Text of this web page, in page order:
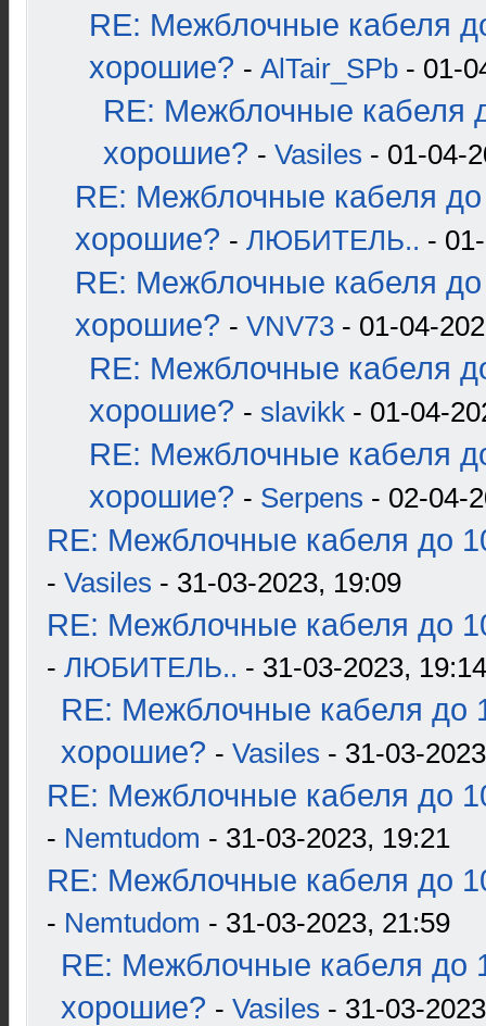
RE: Межблочные кабеля
хорошие? - AlTair_SPb - 01-
RE: Межблочные кабеля
хорошие? - Vasiles - 01-04-
RE: Межблочные кабеля до
хорошие? - ЛЮБИТЕЛЬ.. -
RE: Межблочные кабеля до
хорошие? - VNV73 - 01-04-
RE: Межблочные кабеля
хорошие? - slavikk - 01-04-
RE: Межблочные кабеля
хорошие? - Serpens - 02-04-
RE: Межблочные кабеля до
- Vasiles - 31-03-2023, 19:09
RE: Межблочные кабеля до
- ЛЮБИТЕЛЬ.. - 31-03-2023, 19:14
RE: Межблочные кабеля до
хорошие? - Vasiles - 31-03-
RE: Межблочные кабеля до
- Nemtudom - 31-03-2023, 19:21
RE: Межблочные кабеля до
- Nemtudom - 31-03-2023, 21:59
RE: Межблочные кабеля до
хорошие? - Vasiles - 31-03-